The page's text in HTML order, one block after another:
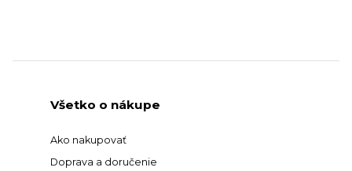
Všetko o nákupe
Ako nakupovať
Doprava a doručenie